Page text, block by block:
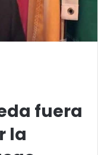
fuera
la